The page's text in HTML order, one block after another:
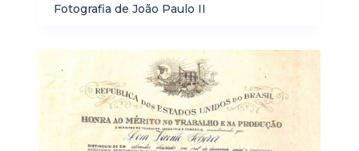
Fotografia de João Paulo II